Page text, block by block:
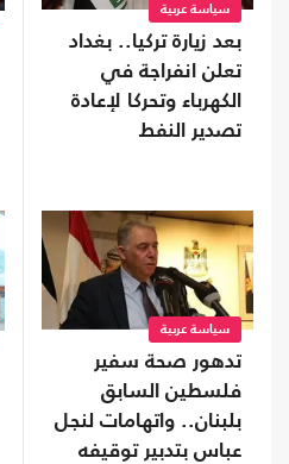
سياسة عربية
بعد زيارة تركيا.. بغداد
تعلن انفراجة في
الكهرباء وتحركا لإعادة
تصدير النفط
سياسة عربية
تدهور صحة سفير
فلسطين السابق
بلبنان.. واتهامات لنجل
عباس بتدبير توقيفه